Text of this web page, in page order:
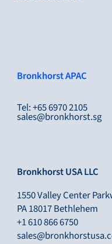
Bronkhorst APAC
Tel: +65 6970 2105
sales@bronkhorst.sg
Bronkhorst USA LLC
1550 Valley Center
PA 18017 Bethlehem
+1 610 866 6750